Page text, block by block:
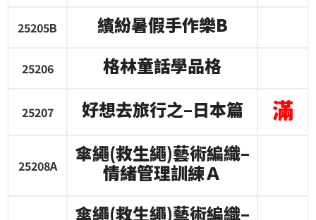
25205B 繽紛暑假手作樂B
25206 格林童話學品格
25207 好想去旅行之–日本篇 滿
25208A
傘繩(救生繩)藝術編織–
情緒管理訓練Ａ
傘繩(救生繩)藝術編織–